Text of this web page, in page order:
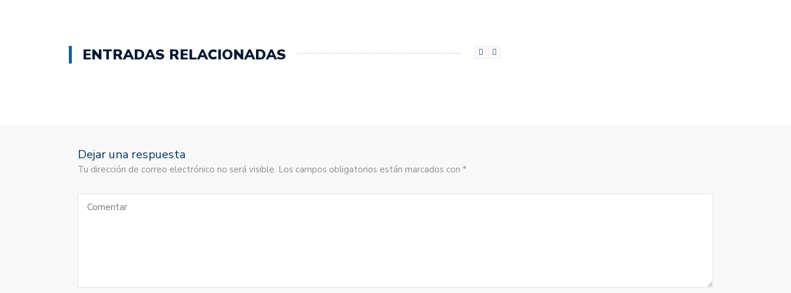
una
ventana
una
ventana
ENTRADAS RELACIONADAS
Dejar una respuesta
Tu dirección de correo electrónico no será visible. Los campos obligatorios están marcados con *